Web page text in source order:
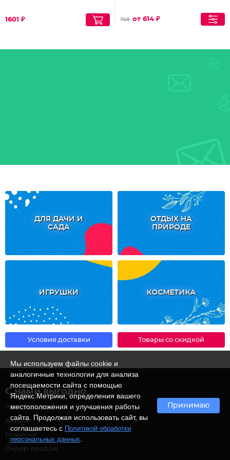
1601 ₽ 768 от 614 ₽
ДЛЯ ДАЧИ И
САДА
ОТДЫХ НА
ПРИРОДЕ
ИГРУШКИ КОСМЕТИКА
Условия доставки Товары со скидкой
С нами выгодно
Распродажа
Акции
Новинки
Лидер продаж
Мы используем файлы cookie и
аналогичные технологии для анализа
посещаемости сайта с помощью
Яндекс.Метрики, определения вашего
местоположения и улучшения работы
сайта. Продолжая использовать сайт, вы
соглашаетесь с Политикой обработки
персональных данных
Принимаю